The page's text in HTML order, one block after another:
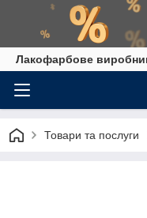
Лакофарбове
Товари та послуги